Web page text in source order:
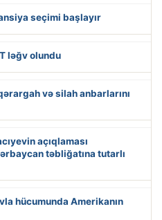
seçimi başlayır
ləğv olundu
və silah anbarlarını
açıqlaması
təbliğatına tutarlı
hücumunda Amerikanın